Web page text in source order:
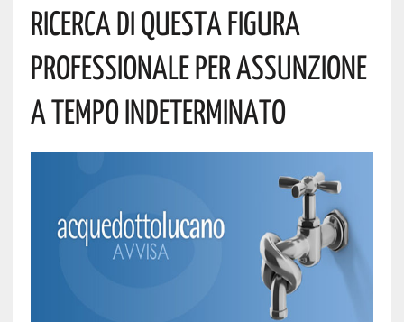
RICERCA DI QUESTA FIGURA
PROFESSIONALE PER ASSUNZIONE
A TEMPO INDETERMINATO